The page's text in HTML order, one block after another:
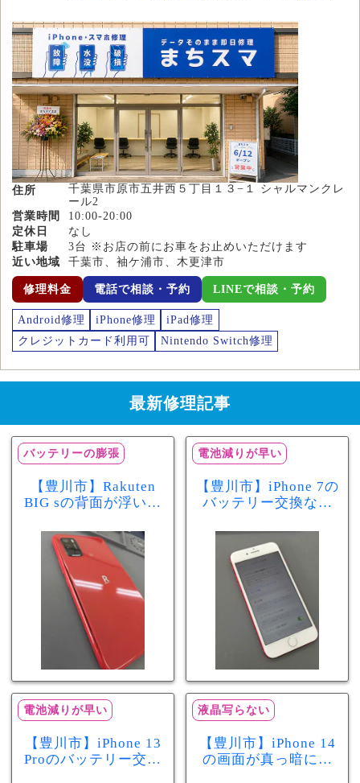
住所
千葉県市原市五井西５丁目１３−１ シャルマンクレ
ール2
営業時間
10:00-20:00
定休日
なし
駐車場
3台 ※お店の前にお車をお止めいただけます
近い地域
千葉市、袖ケ浦市、木更津市
修理料金 電話で相談・予約 LINEで相談・予約
Android修理 iPhone修理
iPad修理
クレジットカード利用可
Nintendo Switch修理
最新修理記事
バッテリーの膨張
【豊川市】Rakuten
BIG sの背面が浮いて
リー膨張のサインか
もしれません！バッ
テリー交換修理事例
電池減りが早い
【豊川市】iPhone 7の
バッテリー交換なら
最大容量70％で電池
の減りが早い症状も
当日60分で改善
電池減りが早い
【豊川市】iPhone 13
Proのバッテリー交換
液晶写らない
【豊川市】iPhone 14
の画面が真っ暗に…